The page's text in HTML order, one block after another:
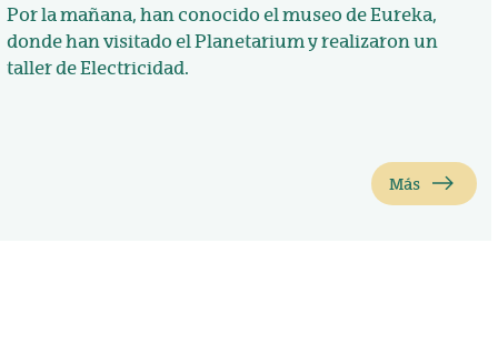
Por la mañana, han conocido el museo de Eureka,
donde han visitado el Planetarium y realizaron un
taller de Electricidad.
Más